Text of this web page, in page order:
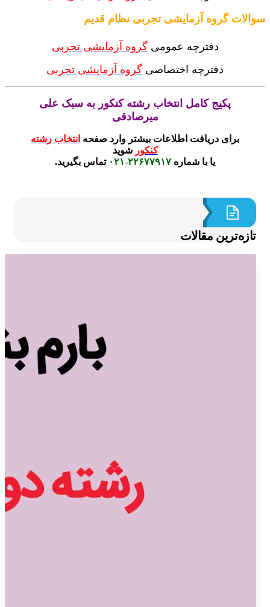
گروه آزمایشی تجربی نظام قدیم
دفترچه عمومیگروه آزمایشی تجربی
دفترچه اختصاصیگروه آزمایشی تجربی
پکیج کامل انتخاب رشته کنکور به سبک علی
میرصادقی
برای دریافت اطلاعات بیشتر وارد صفحهانتخاب رشته
کنکورشوید
یا با شماره۲۲۶۷۷۹۱۷-۰۲۱ تماس بگیرید.
مقالات